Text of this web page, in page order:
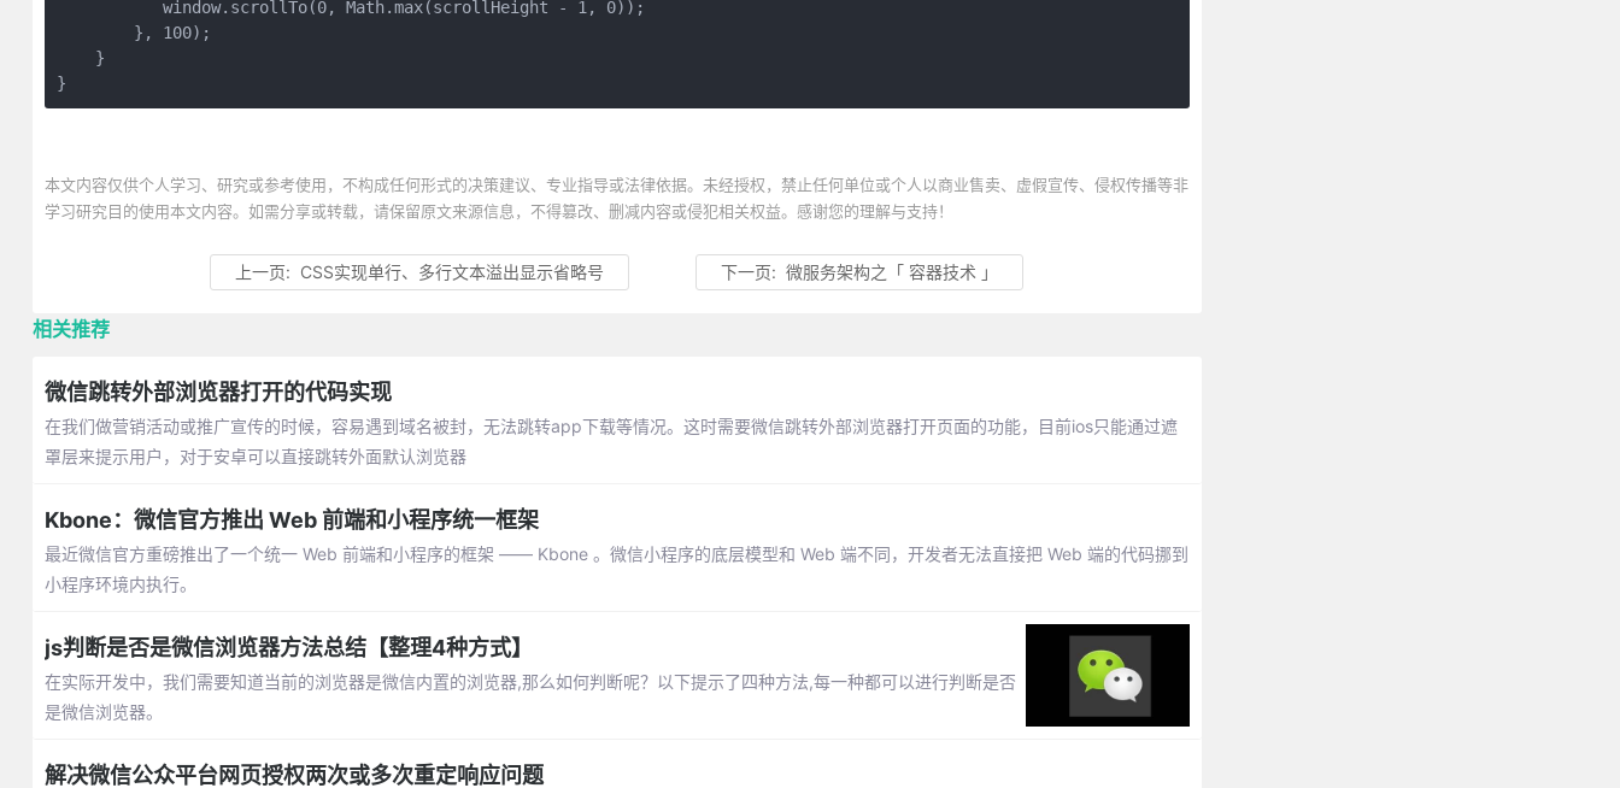
           window.scrollTo(0, Math.max(scrollHeight - 1, 0));
    }
}
本文内容仅供个人学习、研究或参考使用，不构成任何形式的决策建议、专业指导或法律依据。未经授权，禁止任何单位或个人以商业售卖、虚假宣传、侵权传播等非
学习研究目的使用本文内容。如需分享或转载，请保留原文来源信息，不得篡改、删减内容或侵犯相关权益。感谢您的理解与支持！
上一页: CSS实现单行、多行文本溢出显示省略号 下一页:微服务架构之「 容器技术 」
相关推荐
微信跳转外部浏览器打开的代码实现
在我们做营销活动或推广宣传的时候，容易遇到域名被封，无法跳转app下载等情况。这时需要微信跳转外部浏览器打开页面的功能，目前ios只能通过遮
罩层来提示用户，对于安卓可以直接跳转外面默认浏览器
Kbone：微信官方推出 Web 前端和小程序统一框架
最近微信官方重磅推出了一个统一 Web 前端和小程序的框架 —— Kbone 。微信小程序的底层模型和 Web 端不同，开发者无法直接把 Web 端的代码挪到
小程序环境内执行。
js判断是否是微信浏览器方法总结【整理4种方式】
在实际开发中，我们需要知道当前的浏览器是微信内置的浏览器,那么如何判断呢？以下提示了四种方法,每一种都可以进行判断是否
是微信浏览器。
解决微信公众平台网页授权两次或多次重定响应问题